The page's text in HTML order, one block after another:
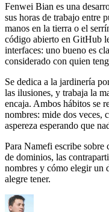
Fenwei Bian es una
sus horas de trabajo entre
manos en la tierra o el
código abierto en GitHub
interfaces: uno bueno es
considerado con quien
Se dedica a la jardinería
las ilusiones, y trabaja la
encaja. Ambos hábitos se
nombres: mide dos veces,
aspereza esperando que
Para Namefi escribe sobre
de dominios, las
nombres y cómo elegir un
alegre tener.